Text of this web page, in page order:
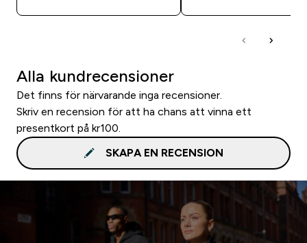
Alla kundrecensioner
Det finns för närvarande inga recensioner.
Skriv en recension för att ha chans att vinna ett
presentkort på kr100.
SKAPA EN RECENSION